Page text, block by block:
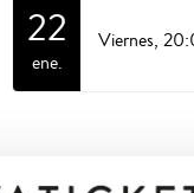
22
ene.
Viernes,